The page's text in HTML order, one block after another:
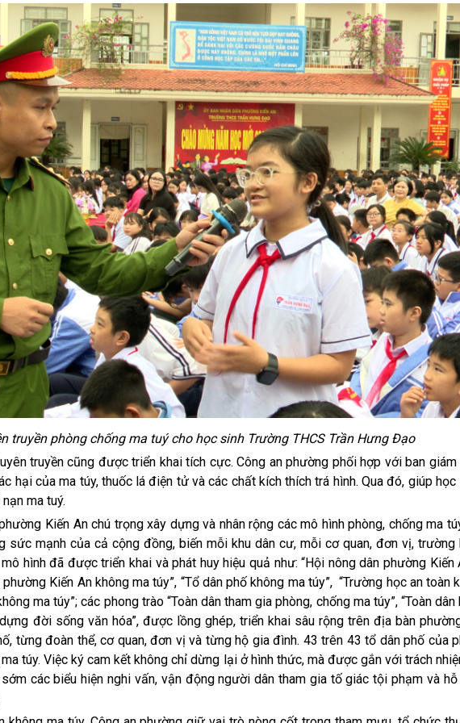
truyền phòng chống ma tuý cho học sinh Trường THCS Trần Hưng Đạo
truyền cũng được triển khai tích cực. Công an phường phối hợp với ban giám
hại của ma túy, thuốc lá điện tử và các chất kích thích trá hình. Qua đó, giúp học
ma tuý.
Kiến An chú trọng xây dựng và nhân rộng các mô hình phòng, chống ma
mạnh của cả cộng đồng, biến mỗi khu dân cư, mỗi cơ quan, đơn vị, trường
hình đã được triển khai và phát huy hiệu quả như: “Hội nông dân phường Kiến
Kiến An không ma túy”, “Tổ dân phố không ma túy”, “Trường học an toàn
ma túy”; các phong trào “Toàn dân tham gia phòng, chống ma túy”, “Toàn
đời sống văn hóa”, được lồng ghép, triển khai sâu rộng trên địa bàn
từng đoàn thể, cơ quan, đơn vị và từng hộ gia đình. 43 trên 43 tổ dân phố của
túy. Việc ký cam kết không chỉ dừng lại ở hình thức, mà được gắn với trách
các biểu hiện nghi vấn, vận động người dân tham gia tố giác tội phạm và